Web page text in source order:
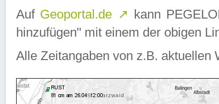
Auf Geoportal.de ↗ kann
hinzufügen" mit einem der obigen
Alle Zeitangaben von z.B. aktuellen